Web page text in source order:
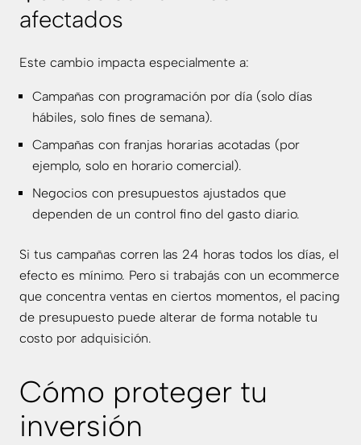
afectados
Este cambio impacta especialmente a:
Campañas con programación por día (solo días
hábiles, solo fines de semana).
Campañas con franjas horarias acotadas (por
ejemplo, solo en horario comercial).
Negocios con presupuestos ajustados que
dependen de un control fino del gasto diario.
Si tus campañas corren las 24 horas todos los días, el
efecto es mínimo. Pero si trabajás con un ecommerce
que concentra ventas en ciertos momentos, el pacing
de presupuesto puede alterar de forma notable tu
costo por adquisición.
Cómo proteger tu
inversión